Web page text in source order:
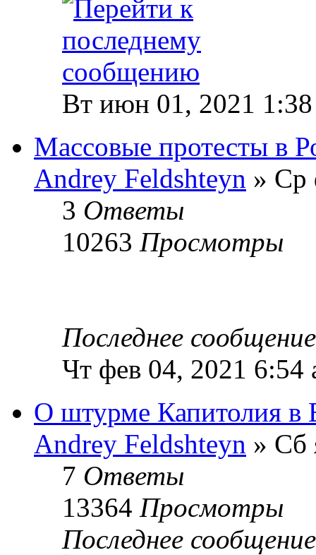
Вт июн 01, 2021 1:38
Массовые протесты в
Andrey Feldshteyn » Ср
3 Ответы
10263 Просмотры
Последнее
Чт фев 04, 2021 6:54
О штурме Капитолия в
Andrey Feldshteyn » Сб
7 Ответы
13364 Просмотры
Последнее